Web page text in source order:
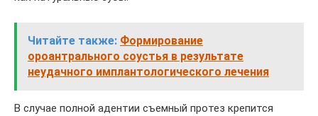
Читайте также: Формирование
ороантрального соустья в результате
неудачного имплантологического лечения
В случае полной адентии съемный протез крепится